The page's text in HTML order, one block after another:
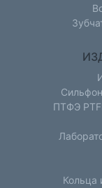
ПТФЭ
Кольца